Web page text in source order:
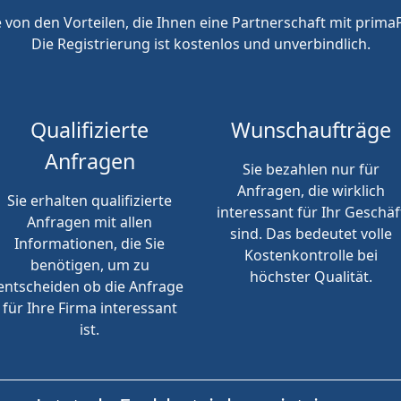
von den Vorteilen, die Ihnen eine Partnerschaft mit
Die Registrierung ist kostenlos und unverbindlich.
Qualifizierte
Anfragen
Sie erhalten qualifizierte
Anfragen mit allen
Informationen, die Sie
benötigen, um zu
ob die Anfrage
für Ihre Firma interessant
ist.
Wunschaufträge
Sie bezahlen nur für
Anfragen, die wirklich
interessant für Ihr
sind. Das bedeutet volle
Kostenkontrolle bei
höchster Qualität.